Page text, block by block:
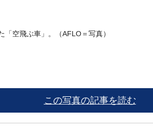
「空飛ぶ車」。（AFLO＝写真）
この写真の記事を読む